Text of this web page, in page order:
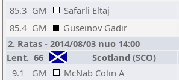
85.3 GM Safarli Eltaj
85.4 GM Guseinov Gadir
2. Ratas - 2014/08/03 nuo 14:00
Lent. 66 Scotland (SCO)
9.1
GM McNab Colin A